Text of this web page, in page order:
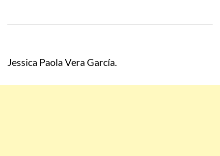
Jessica Paola Vera García.